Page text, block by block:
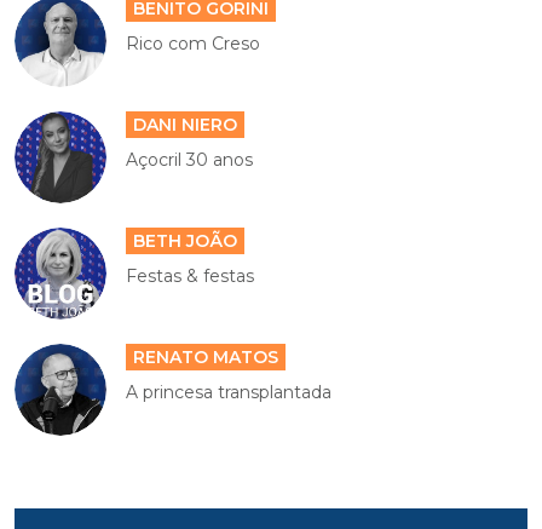
BENITO GORINI
Rico com Creso
DANI NIERO
Açocril 30 anos
BETH JOÃO
Festas & festas
RENATO MATOS
A princesa transplantada